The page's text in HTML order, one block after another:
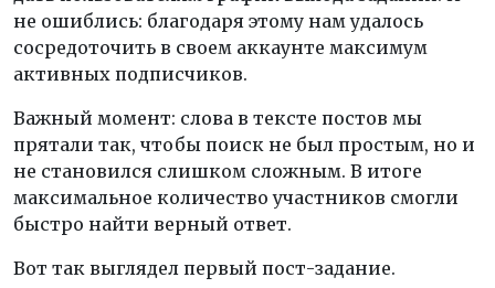
не ошиблись: благодаря этому нам удалось
сосредоточить в своем аккаунте максимум
активных подписчиков.
Важный момент: слова в тексте постов мы
прятали так, чтобы поиск не был простым, но и
не становился слишком сложным. В итоге
максимальное количество участников смогли
быстро найти верный ответ.
Вот так выглядел первый пост-задание.